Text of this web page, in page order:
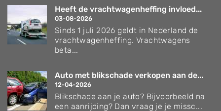
Heeft de vrachtwagenheffing invloed...
03-08-2026
Sinds 1 juli 2026 geldt in Nederland de
vrachtwagenheffing. Vrachtwagens
beta...
Auto met blikschade verkopen aan de...
12-04-2026
Blikschade aan je auto? Bijvoorbeeld na
een aanrijding? Dan vraag je je missc...